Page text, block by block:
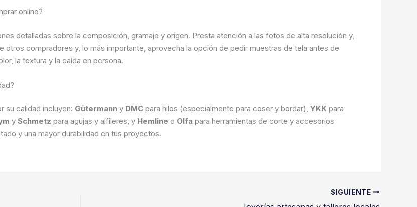
online?
detalladas sobre la composición, gramaje y origen. Presta atención a las fotos de alta resolución y,
compradores y, lo más importante, aprovecha la opción de pedir muestras de tela antes de
la textura y la caída en persona.
su calidad incluyen: Gütermann y DMC para hilos (especialmente para coser y bordar), YKK para
y Schmetz para agujas y alfileres, y Hemline o Olfa para herramientas de corte y accesorios
y una mayor durabilidad en tus proyectos.
SIGUIENTE